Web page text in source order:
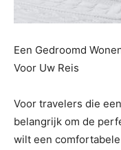
Een Gedroomd
Voor Uw Reis
Voor travelers die
belangrijk om de
wilt een